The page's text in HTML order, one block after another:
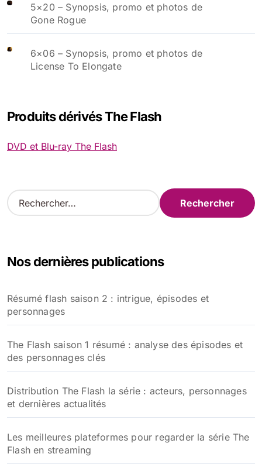
5×20 – Synopsis, promo et photos de
Gone Rogue
6×06 – Synopsis, promo et photos de
License To Elongate
Produits dérivés The Flash
DVD et Blu-ray The Flash
R
e
r
e
r
Nos dernières publications
Résumé flash saison 2 : intrigue, épisodes et
personnages
The Flash saison 1 résumé : analyse des épisodes et
des personnages clés
Distribution The Flash la série : acteurs, personnages
et dernières actualités
Les meilleures plateformes pour regarder la série The
Flash en streaming